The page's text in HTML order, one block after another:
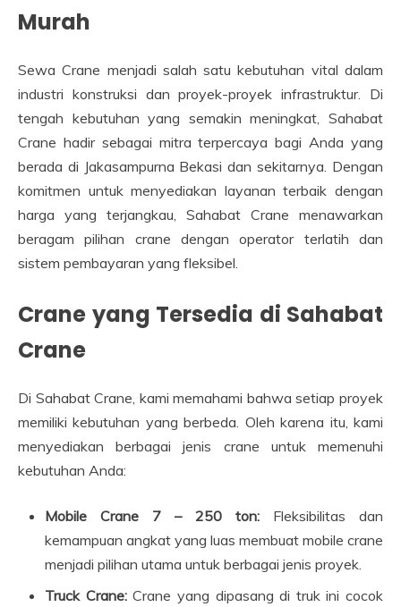
Murah
Sewa Crane menjadi salah satu kebutuhan vital dalam
industri konstruksi dan proyek-proyek infrastruktur. Di
tengah kebutuhan yang semakin meningkat, Sahabat
Crane hadir sebagai mitra terpercaya bagi Anda yang
berada di Jakasampurna Bekasi dan sekitarnya. Dengan
komitmen untuk menyediakan layanan terbaik dengan
harga yang terjangkau, Sahabat Crane menawarkan
beragam pilihan crane dengan operator terlatih dan
sistem pembayaran yang fleksibel.
Crane yang Tersedia di Sahabat
Crane
Di Sahabat Crane, kami memahami bahwa setiap proyek
memiliki kebutuhan yang berbeda. Oleh karena itu, kami
menyediakan berbagai jenis crane untuk memenuhi
kebutuhan Anda:
Mobile Crane 7 – 250 ton: Fleksibilitas dan
kemampuan angkat yang luas membuat mobile crane
menjadi pilihan utama untuk berbagai jenis proyek.
Truck Crane:Crane yang dipasang di truk ini cocok